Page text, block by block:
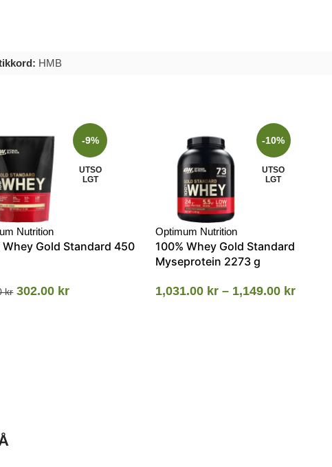
HMB
-9%
UTSO
LGT
Nutrition
Whey Gold Standard 450
kr 302.00 kr
-10%
UTSO
LGT
Optimum Nutrition
100% Whey Gold Standard
Myseprotein 2273 g
1,031.00 kr – 1,149.00 kr